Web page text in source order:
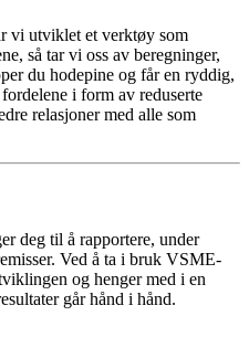
vi utviklet et verktøy som
så tar vi oss av beregninger,
du hodepine og får en ryddig,
i form av reduserte
relasjoner med alle som
deg til å rapportere, under
Ved å ta i bruk VSME-
og henger med i en
går hånd i hånd.